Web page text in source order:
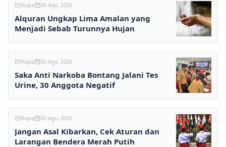
Rupa 06 Agu 2026
Alquran Ungkap Lima Amalan yang
Menjadi Sebab Turunnya Hujan
Rupa 06 Agu 2026
Saka Anti Narkoba Bontang Jalani Tes
Urine, 30 Anggota Negatif
Rupa 06 Agu 2026
Jangan Asal Kibarkan, Cek Aturan dan
Larangan Bendera Merah Putih